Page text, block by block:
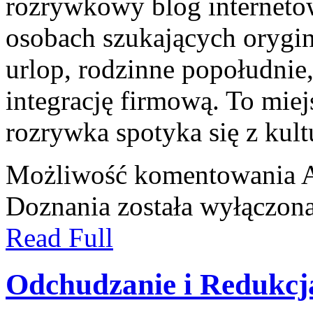
osobach szukających
urlop, rodzinne
integrację firmową. To
rozrywka spotyka się z
Możliwość komentowania
Doznania została
Read Full
Odchudzanie i